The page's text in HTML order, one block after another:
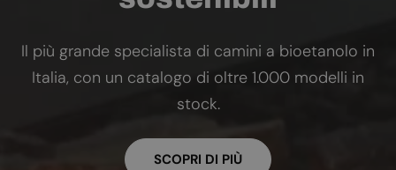
Il più grande specialista di camini a bioetanolo in
Italia, con un catalogo di oltre 1.000 modelli in
stock.
SCOPRI DI PIÙ